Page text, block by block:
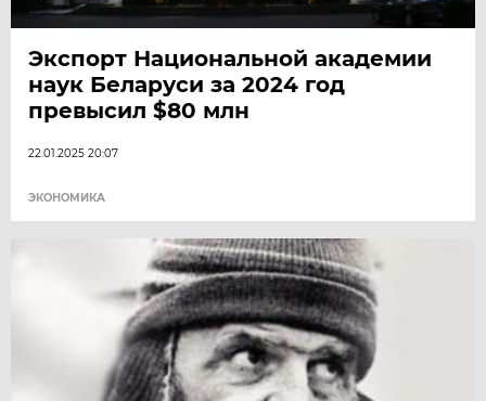
Экспорт Национальной академии
наук Беларуси за 2024 год
превысил $80 млн
22.01.2025 20:07
ЭКОНОМИКА